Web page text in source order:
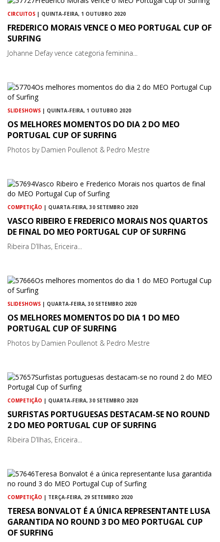
CIRCUITOS | QUINTA-FEIRA, 1 OUTUBRO 2020
FREDERICO MORAIS VENCE O MEO PORTUGAL CUP OF
SURFING
Johanne Defay vence categoria feminina...
SLIDESHOWS | QUINTA-FEIRA, 1 OUTUBRO 2020
OS MELHORES MOMENTOS DO DIA 2 DO MEO
PORTUGAL CUP OF SURFING
Photos by Damien Poullenot & Pedro Mestre
COMPETIÇÃO | QUARTA-FEIRA, 30 SETEMBRO 2020
VASCO RIBEIRO E FREDERICO MORAIS NOS QUARTOS
DE FINAL DO MEO PORTUGAL CUP OF SURFING
Ribeira D’Ilhas, Ericeira...
SLIDESHOWS | QUARTA-FEIRA, 30 SETEMBRO 2020
OS MELHORES MOMENTOS DO DIA 1 DO MEO
PORTUGAL CUP OF SURFING
Photos by Damien Poullenot & Pedro Mestre
COMPETIÇÃO | QUARTA-FEIRA, 30 SETEMBRO 2020
SURFISTAS PORTUGUESAS DESTACAM-SE NO ROUND
2 DO MEO PORTUGAL CUP OF SURFING
Ribeira D’Ilhas, Ericeira...
COMPETIÇÃO | TERÇA-FEIRA, 29 SETEMBRO 2020
TERESA BONVALOT É A ÚNICA REPRESENTANTE LUSA
GARANTIDA NO ROUND 3 DO MEO PORTUGAL CUP
OF SURFING